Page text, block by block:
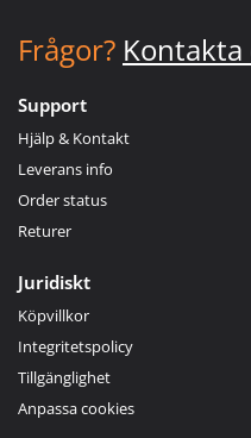
Frågor? Kontakta
Support
Hjälp & Kontakt
Leverans info
Order status
Returer
Juridiskt
Köpvillkor
Integritetspolicy
Tillgänglighet
Anpassa cookies